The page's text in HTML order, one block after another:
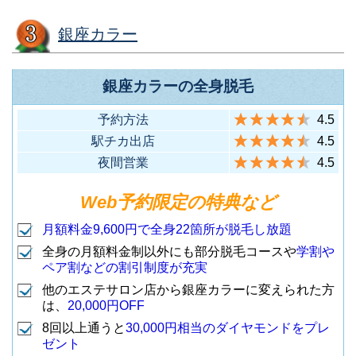
店舗名 住所
武蔵野市御殿山1-6-1 吉祥寺サ
分）
2
東村山市秋津町5-24-1 2F
（JR秋津駅から徒歩2分）
東村山市栄町1-8-22
7 池袋東口店
（JR各線 池袋駅東口から徒歩5
分）
8 池袋西口店
JR池袋駅西口徒歩5分圏内に
2016年リニューアルオープン予
定
9 北千住西口店
足立区千住3-1 藤田ビル2F
（JR各線 北千住駅から徒歩5
分）
錦糸町店
ビル7F
店舗名
1 渋谷店
渋谷区宇田川町13-11 KN渋谷1ビ
ル2F
（東急・地下鉄各線 渋谷駅ハチ
公口から徒歩8分）
2
渋谷ヒカリエ前
店
奥野ビル8F
（東急・地下鉄各線 渋谷駅東口
から徒歩3分）
池袋店
豊島区南池袋1-23-11 ブロンズビ
ル9F
銀座カラー
銀座カラーの全身脱毛
予約方法
4.5
駅チカ出店
4.5
夜間営業
4.5
Web予約限定の特典など
月額料金9,600円で全身22箇所が脱毛し放題
全身の月額料金制以外にも部分脱毛コースや学割や
ペア割などの割引制度が充実
他のエステサロン店から銀座カラーに変えられた方
は、 20,000円OFF
8回以上通うと30,000円相当のダイヤモンドをプレ
ゼント